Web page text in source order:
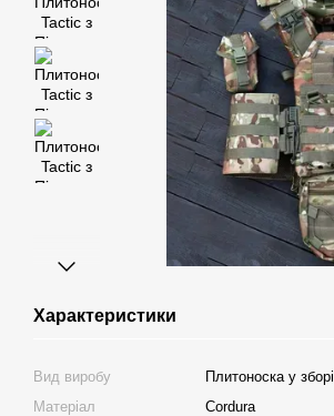
Характеристики
Вид виробу
Плитоноска у зборі
Матеріал
Cordura